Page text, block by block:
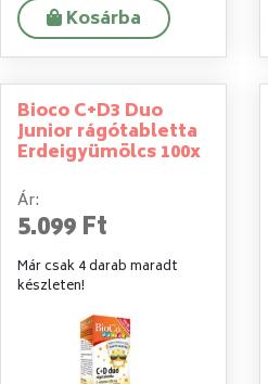
Kosárba
Bioco C+D3 Duo
Junior rágótabletta
Erdeigyümölcs 100x
Ár:
5.099 Ft
Már csak 4 darab maradt
készleten!